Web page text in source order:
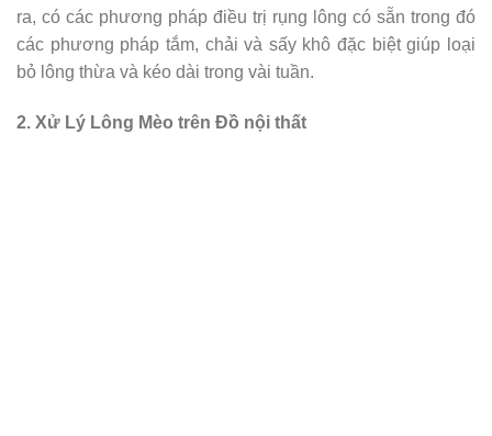
ra, có các phương pháp điều trị rụng lông có sẵn trong đó
các phương pháp tắm, chải và sấy khô đặc biệt giúp loại
bỏ lông thừa và kéo dài trong vài tuần.
2. Xử Lý Lông Mèo trên Đồ nội thất